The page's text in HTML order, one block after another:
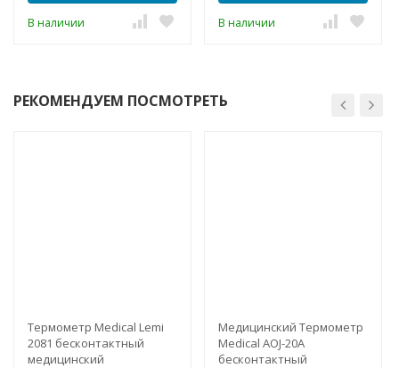
В наличии В наличии
РЕКОМЕНДУЕМ ПОСМОТРЕТЬ
Термометр Medical Lemi
2081 бесконтактный
медицинский
Медицинский Термометр
Medical AOJ-20A
бесконтактный